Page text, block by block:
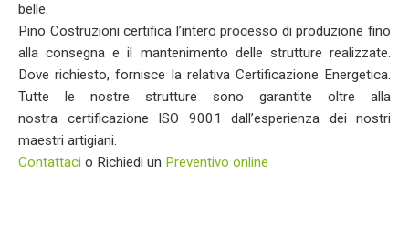
belle.
Pino Costruzioni certifica l’intero processo di produzione fino
alla consegna e il mantenimento delle strutture realizzate.
Dove richiesto, fornisce la relativa Certificazione Energetica.
Tutte le nostre strutture sono garantite oltre alla
nostra certificazione ISO 9001 dall’esperienza dei nostri
maestri artigiani.
Contattaci o Richiedi un Preventivo online